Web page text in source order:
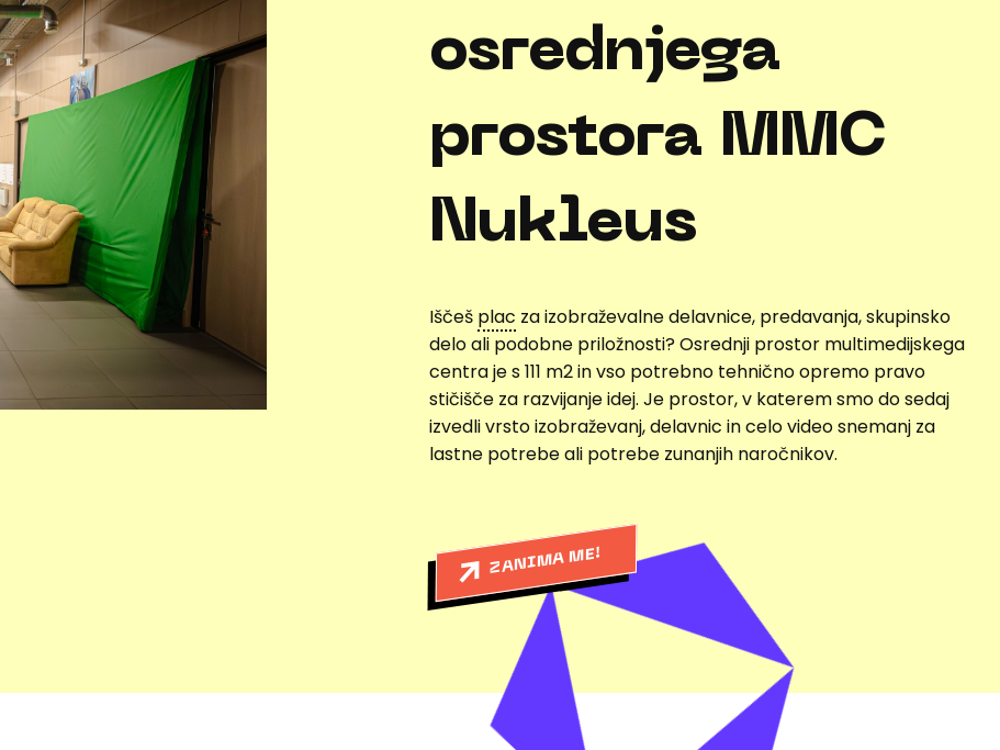
osrednjega
prostora MMC
Nukleus
Iščeš plac za izobraževalne delavnice, predavanja, skupinsko
delo ali podobne priložnosti? Osrednji prostor multimedijskega
centra je s 111 m2 in vso potrebno tehnično opremo pravo
stičišče za razvijanje idej. Je prostor, v katerem smo do sedaj
izvedli vrsto izobraževanj, delavnic in celo video snemanj za
lastne potrebe ali potrebe zunanjih naročnikov.
ZANIMA ME!